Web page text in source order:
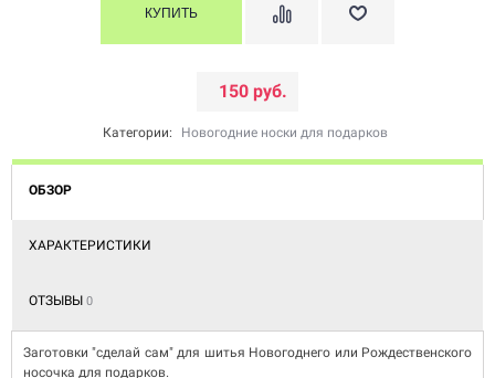
150 руб.
Категории: Новогодние носки для подарков
ОБЗОР
ХАРАКТЕРИСТИКИ
ОТЗЫВЫ 0
Заготовки "сделай сам" для шитья Новогоднего или Рождественского
носочка для подарков.